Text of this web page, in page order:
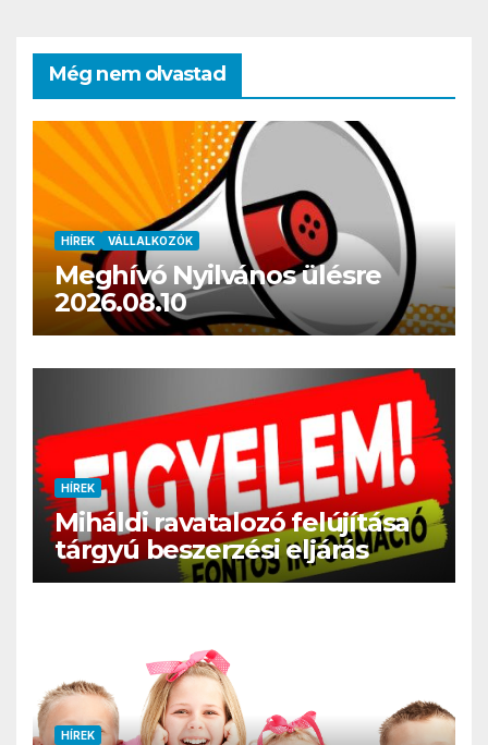
Még nem olvastad
HÍREK VÁLLALKOZÓK
Meghívó Nyilvános ülésre
2026.08.10
HÍREK
Miháldi ravatalozó felújítása
tárgyú beszerzési eljárás
HÍREK